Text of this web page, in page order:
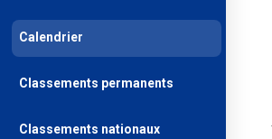
Calendrier
Classements permanents
Classements nationaux